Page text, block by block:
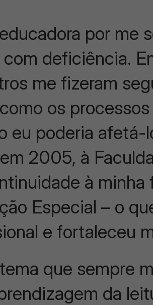
por me
com deficiência.
me fizeram
os
eu poderia afetá-
2005, à
à minha
Especial – o
e fortaleceu
que sempre
da